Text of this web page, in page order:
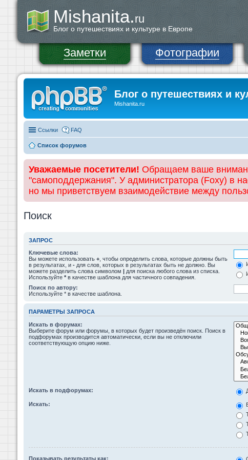
Mishanita.ru
Блог о путешествиях и культуре в Европе
Заметки Фотографии
Блог о путешествиях и
Mishanita.ru
Ссылки FAQ
Список форумов
Уважаемые посетители! Обращаем ваше
"самоподдержания". У администратора (Foxy) в
но мы приветствуем взаимодействие между
Поиск
ЗАПРОС
Ключевые слова:
Вы можете использовать + , чтобы определить слова, которые должны быть
в результатах, и - для слов, которых в результатах быть не должно. Вы
можете разделить слова символом | для поиска любого слова из списка.
Используйте * в качестве шаблона для частичного совпадения.
Поиск по автору:
Используйте * в качестве шаблона.
ПАРАМЕТРЫ ЗАПРОСА
Искать в форумах:
Выберите форум или форумы, в которых будет произведён поиск. Поиск в
подфорумах производится автоматически, если вы не отключили
соответствующую опцию ниже.
Искать в подфорумах:
Искать:
Показывать результаты как: